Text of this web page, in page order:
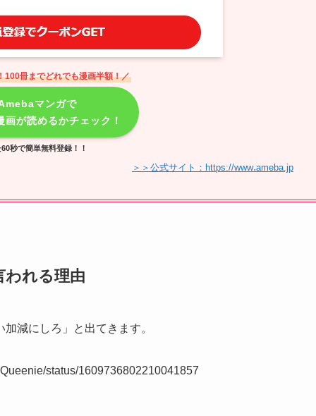
100冊までどれでも漫画半額！／
マンガで
画が読めるかチェック！
秒で簡単無料登録！！
＞＞公式サイト：https://www.ameba.jp
われる理由
減にしろ」と出てきます。
status/1609736802210041857